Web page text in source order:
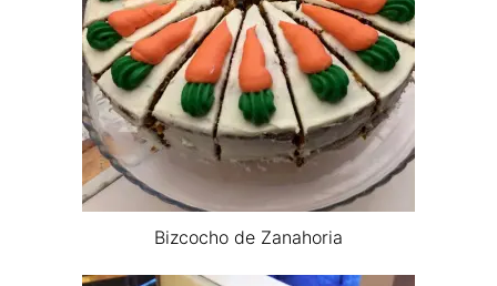
Bizcocho de Zanahoria